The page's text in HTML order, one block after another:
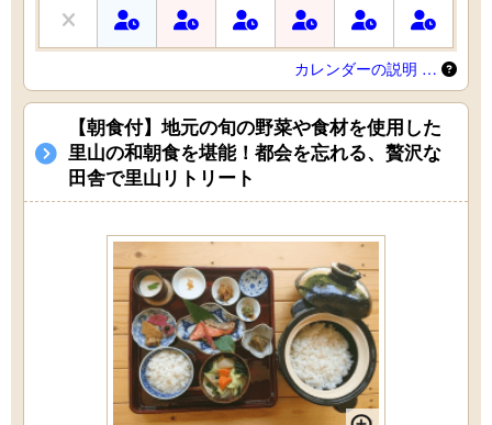
カレンダーの説明 …
【朝食付】地元の旬の野菜や食材を使用した
里山の和朝食を堪能！都会を忘れる、贅沢な
田舎で里山リトリート